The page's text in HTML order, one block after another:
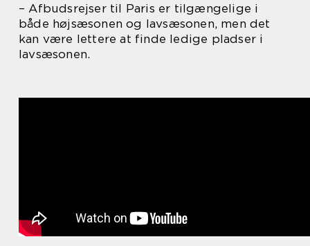
– Afbudsrejser til Paris er tilgængelige i
både højsæsonen og lavsæsonen, men det
kan være lettere at finde ledige pladser i
lavsæsonen.